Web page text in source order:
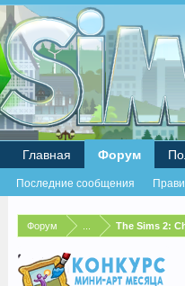
Форум The Sims 2:
Главная Форум
Последние сообщения